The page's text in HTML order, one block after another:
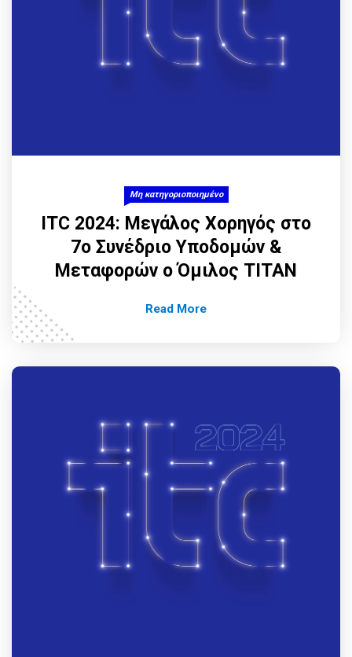
Μη κατηγοριοποιημένο
ITC 2024: Μεγάλος Χορηγός στο
7ο Συνέδριο Υποδομών &
Μεταφορών ο Όμιλος ΤΙΤΑΝ
Read More